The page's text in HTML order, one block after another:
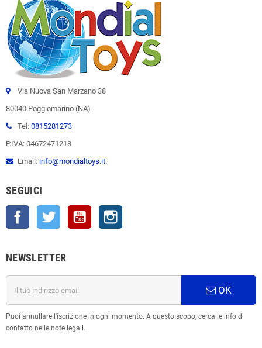
Via Nuova San Marzano 38
80040 Poggiomarino (NA)
Tel: 0815281273
P.IVA: 04672471218
Email: info@mondialtoys.it
SEGUICI
Facebook Twitter YouTube
NEWSLETTER
OK
Puoi annullare l'iscrizione in ogni momento. A questo scopo, cerca le info di
contatto nelle note legali.